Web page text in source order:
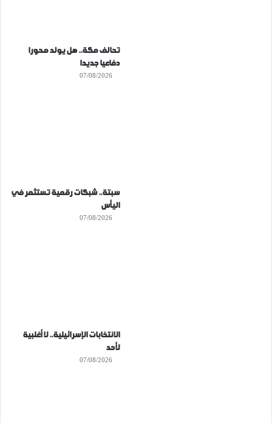
تحالف مكة.. هل يولد محورا
دفاعيا جديدا
07/08/2026
سبتة.. شبكات رقمية تستثمر في
اليأس
07/08/2026
الانتخابات الإسرائيلية.. لا أغلبية
لأحد
07/08/2026